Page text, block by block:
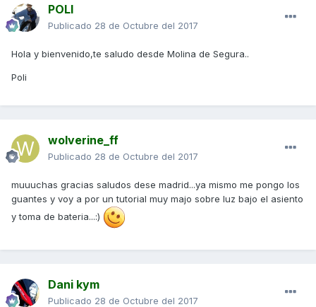
POLI
Publicado 28 de Octubre del 2017
Hola y bienvenido,te saludo desde Molina de Segura..
Poli
wolverine_ff
Publicado 28 de Octubre del 2017
muuuchas gracias saludos dese madrid...ya mismo me pongo los
guantes y voy a por un tutorial muy majo sobre luz bajo el asiento
y toma de bateria...:)
Dani kym
Publicado 28 de Octubre del 2017